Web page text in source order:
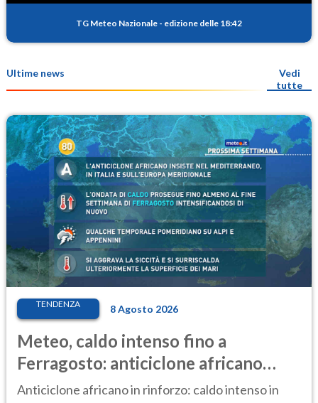
TG Meteo Nazionale - edizione delle 18:42
Ultime news
Vedi
tutte
TENDENZA 8 Agosto 2026
Meteo, caldo intenso fino a
Ferragosto: anticiclone africano
ancora protagonista
Anticiclone africano in rinforzo: caldo intenso in